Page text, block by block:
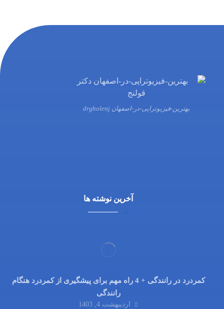
بهترین-فیزیوتراپی-در-اصفهان drgholenj
آخرین نوشته ها
کمردرد در رانندگی + 4 راه مهم برای پیشگیری از کمردرد هنگام
رانندگی
اردیبهشت 4, 1403